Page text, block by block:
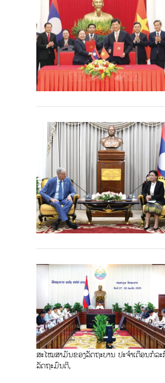
ສະໄໝສາມັນຂອງລັດຖະບານ ປະຈຳເດືອນກໍ
ລັດຖະມົນຕີ,